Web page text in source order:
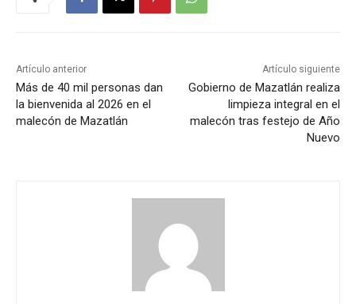
Artículo anterior
Más de 40 mil personas dan
la bienvenida al 2026 en el
malecón de Mazatlán
Artículo siguiente
Gobierno de Mazatlán realiza
limpieza integral en el
malecón tras festejo de Año
Nuevo